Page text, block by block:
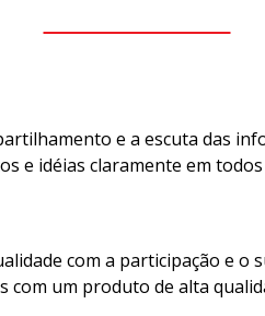
e a escuta das
e idéias claramente em
com a participação e
um produto de alta